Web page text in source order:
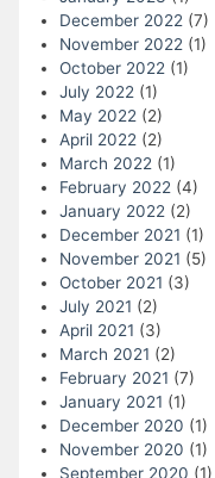
December 2022(7)
November 2022(1)
October 2022(1)
July 2022(1)
May 2022(2)
April 2022(2)
March 2022(1)
February 2022(4)
January 2022(2)
December 2021 (1)
November 2021 (5)
October 2021 (3)
July 2021 (2)
April 2021 (3)
March 2021 (2)
February 2021 (7)
January 2021 (1)
December 2020 (1)
November 2020 (1)
September 2020 (1)